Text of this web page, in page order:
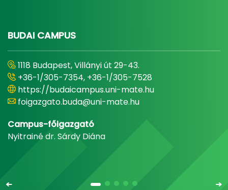
BUDAI CAMPUS
1118 Budapest, Villányi út 29-43.
+36-1/305-7354, +36-1/305-7528
https://budaicampus.uni-mate.hu
foigazgato.buda@uni-mate.hu
Campus-főigazgató
Nyitrainé dr. Sárdy Diána